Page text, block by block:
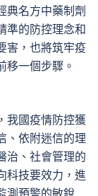
典名方中藥制劑
準的防控理念和
害，也將筑牢疫
移一個步驟。
國疫情防控獲
、依附迷信的理
治、社會管理的
科技要效力，進
測預警的敏銳